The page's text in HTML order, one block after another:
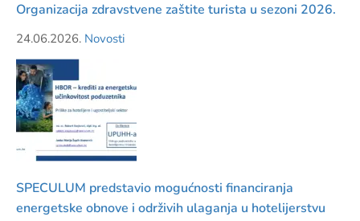
Organizacija zdravstvene zaštite turista u sezoni 2026.
24.06.2026. Novosti
SPECULUM predstavio mogućnosti financiranja
energetske obnove i održivih ulaganja u hotelijerstvu